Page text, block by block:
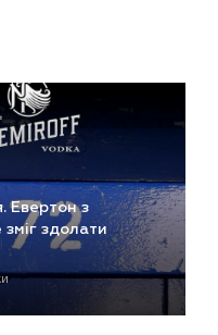
Евертон з
здолати